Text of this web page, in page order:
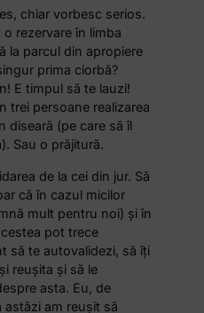
chiar vorbesc serios.
rezervare în limba
la parcul din apropiere
prima ciorbă?
E timpul să te lauzi!
trei persoane realizarea
diseară (pe care să îl
Sau o prăjitură.
de la cei din jur. Să
că în cazul micilor
mult pentru noi) şi în
pot trece
să te autovalidezi, să îţi
reuşita şi să le
asta. Eu, de
am reuşit să